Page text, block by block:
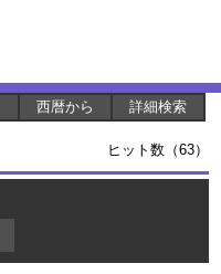
西暦から 詳細検索
ヒット数（63）